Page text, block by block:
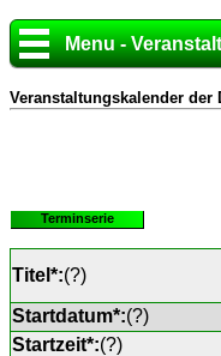
Menu -
Veranstaltungskalender der
Terminserie
Titel*:(?)
Startdatum*:(?)
Startzeit*:(?)